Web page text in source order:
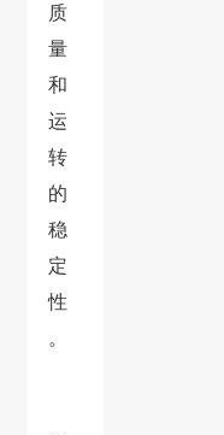
质
量
和
运
转
的
稳
定
性
。